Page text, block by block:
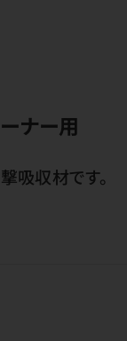
ナー用
吸収材です。